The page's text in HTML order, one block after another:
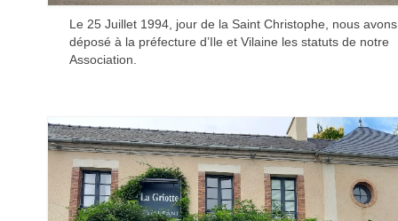
Le 25 Juillet 1994, jour de la Saint Christophe, nous avons
déposé à la préfecture d’Ile et Vilaine les statuts de notre
Association.